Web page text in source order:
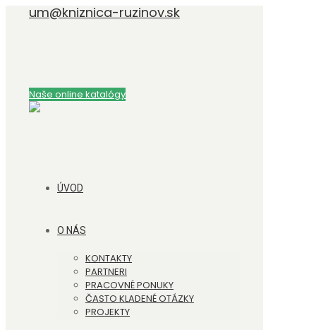
um@kniznica-ruzinov.sk
Naše online katalógy
ÚVOD
O NÁS
KONTAKTY
PARTNERI
PRACOVNÉ PONUKY
ČASTO KLADENÉ OTÁZKY
PROJEKTY